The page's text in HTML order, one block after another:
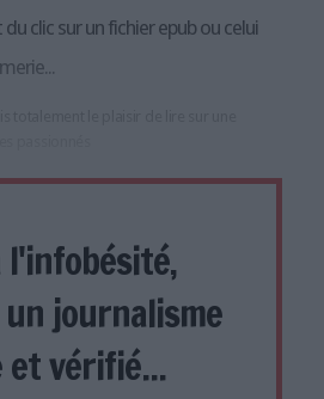
clic sur un fichier epub ou celui
l'infobésité,
journalisme
et vérifié...